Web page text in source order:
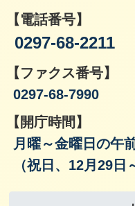
【電話番号】
0297-68-2211
【ファクス番号】
0297-68-7990
【開庁時間】
月曜～金曜日の午
（祝日、12月29日